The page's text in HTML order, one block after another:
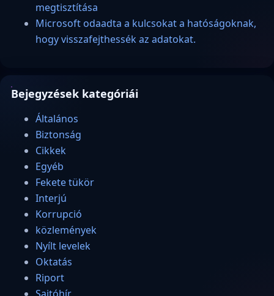
megtisztítása
Microsoft odaadta a kulcsokat a hatóságoknak,
hogy visszafejthessék az adatokat.
Bejegyzések kategóriái
Általános
Biztonság
Cikkek
Egyéb
Fekete tükör
Interjú
Korrupció
közlemények
Nyílt levelek
Oktatás
Riport